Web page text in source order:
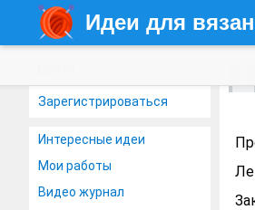
Идеи для
Зарегистрироваться
Интересные идеи
Мои работы
Видео журнал